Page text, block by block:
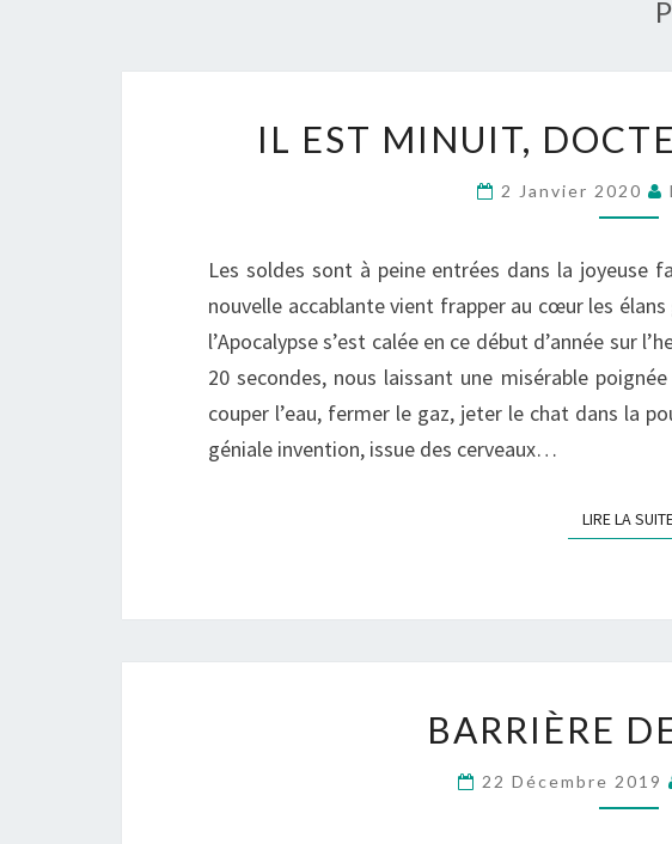
EST
IL EST MINUIT,
2 Janvier 2020
Les soldes sont à peine entrées dans la joyeuse
nouvelle accablante vient frapper au cœur les
l’Apocalypse s’est calée en ce début d’année sur
20 secondes, nous laissant une misérable
couper l’eau, fermer le gaz, jeter le chat dans la
géniale invention, issue des cerveaux…
LIRE LA
DE
BARRIÈRE
22 Décembre 2019